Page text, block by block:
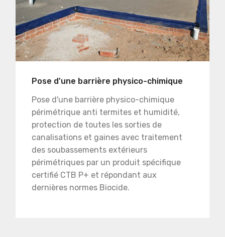
Pose d'une barrière physico-chimique
Pose d'une barrière physico-chimique
périmétrique anti termites et humidité,
protection de toutes les sorties de
canalisations et gaines avec traitement
des soubassements extérieurs
périmétriques par un produit spécifique
certifié CTB P+ et répondant aux
dernières normes Biocide.